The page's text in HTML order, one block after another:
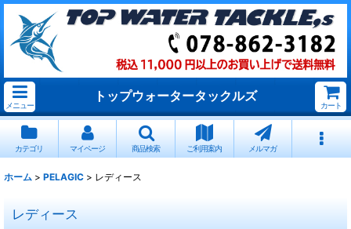
メニュー
トップウォータータックルズ
カート
カテゴリ マイページ 商品検索 ご利用案内 メルマガ
ホーム > PELAGIC > レディース
レディース